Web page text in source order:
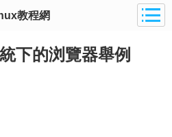
教程網
下的浏覽器舉例